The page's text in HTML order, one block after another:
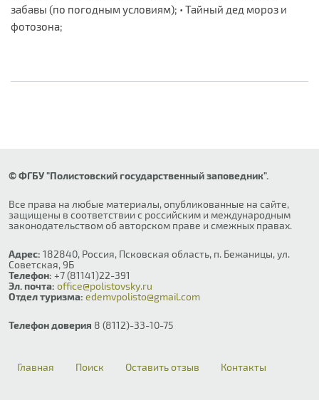
забавы (по погодным условиям); • Тайный дед мороз и
фотозона;
© ФГБУ "Полистовский государственный заповедник".
Все права на любые материалы, опубликованные на сайте,
защищены в соответствии с российским и международным
законодательством об авторском праве и смежных правах.
Адрес: 182840, Россия, Псковская область, п. Бежаницы, ул.
Советская, 9Б
Телефон: +7 (81141)22-391
Эл. почта: office@polistovsky.ru
Отдел туризма: edemvpolisto@gmail.com
Телефон доверия 8 (8112)-33-10-75
Главная Поиск Оставить отзыв Контакты